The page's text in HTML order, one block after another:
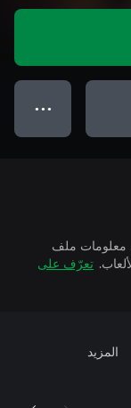
● ● ●
معلومات ملف
تعرّف على
المزيد